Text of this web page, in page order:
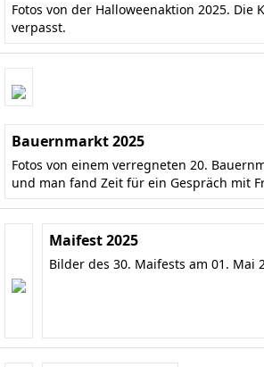
Fotos von der Halloweenaktion 2025.
verpasst.
Bauernmarkt 2025
Fotos von einem verregneten 20.
und man fand Zeit für ein Gespräch mit
Maifest 2025
Bilder des 30. Maifests am 01. Mai